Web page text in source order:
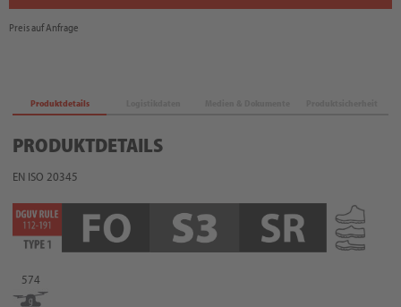
Preis auf Anfrage
Produktdetails
PRODUKTDETAILS
EN ISO 20345
574